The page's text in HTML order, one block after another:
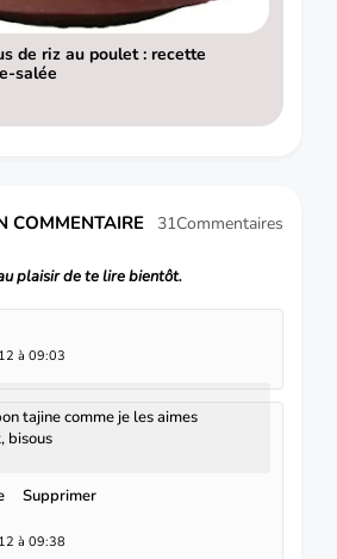
de riz au poulet : recette
salée
COMMENTAIRE 31Commentaires
plaisir de te lire bientôt.
à 09:03
tajine comme je les aimes
bisous
Supprimer
à 09:38